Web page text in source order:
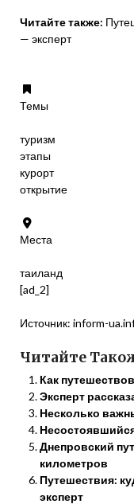
Читайте также:
— эксперт
Темы
туризм
этапы
курорт
открытие
Места
таиланд
[ad_2]
Источник: inform-
Читайте
Как
Эксперт
Несколько
Днепровский
километров
Путешествия:
эксперт